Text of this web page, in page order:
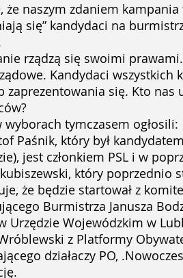
że naszym zdaniem
się” kandydaci na
rządzą się swoimi
Kandydaci wszystkich
zaprezentowania się. Kto
wyborach tymczasem ogłosili:
Paśnik, który był
jest członkiem PSL i w
który poprzednio
że będzie startował z
Burmistrza Janusza
Urzędzie Wojewódzkim w
z Platformy
działaczy PO,